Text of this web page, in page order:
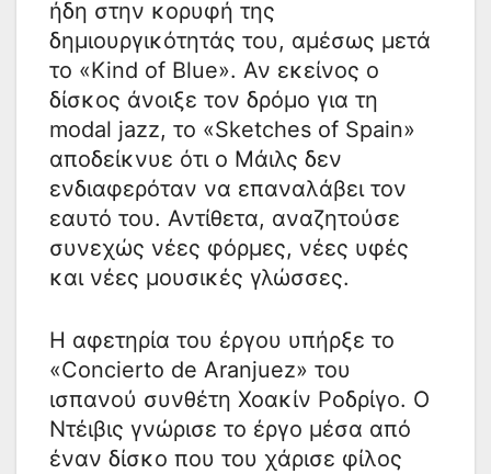
ήδη στην κορυφή της
δημιουργικότητάς του, αμέσως μετά
το «Kind of Blue». Αν εκείνος ο
δίσκος άνοιξε τον δρόμο για τη
modal jazz, το «Sketches of Spain»
αποδείκνυε ότι ο Μάιλς δεν
ενδιαφερόταν να επαναλάβει τον
εαυτό του. Αντίθετα, αναζητούσε
συνεχώς νέες φόρμες, νέες υφές
και νέες μουσικές γλώσσες.
Η αφετηρία του έργου υπήρξε το
«Concierto de Aranjuez» του
ισπανού συνθέτη Χοακίν Ροδρίγο. Ο
Ντέιβις γνώρισε το έργο μέσα από
έναν δίσκο που του χάρισε φίλος